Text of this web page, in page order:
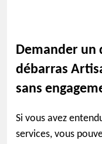
Demander un
débarras
sans
Si vous avez
services, vous